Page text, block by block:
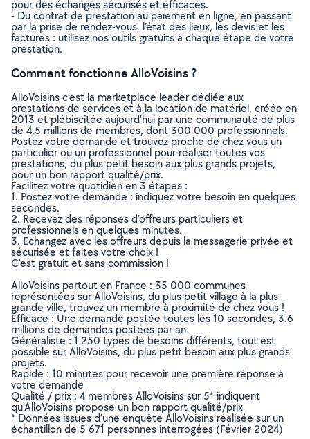
pour des échanges sécurisés et efficaces.
- Du contrat de prestation au paiement en ligne, en passant
par la prise de rendez-vous, l’état des lieux, les devis et les
factures : utilisez nos outils gratuits à chaque étape de votre
prestation.
Comment fonctionne AlloVoisins ?
AlloVoisins c’est la marketplace leader dédiée aux
prestations de services et à la location de matériel, créée en
2013 et plébiscitée aujourd’hui par une communauté de plus
de 4,5 millions de membres, dont 300 000 professionnels.
Postez votre demande et trouvez proche de chez vous un
particulier ou un professionnel pour réaliser toutes vos
prestations, du plus petit besoin aux plus grands projets,
pour un bon rapport qualité/prix.
Facilitez votre quotidien en 3 étapes :
1. Postez votre demande : indiquez votre besoin en quelques
secondes.
2. Recevez des réponses d’offreurs particuliers et
professionnels en quelques minutes.
3. Echangez avec les offreurs depuis la messagerie privée et
sécurisée et faites votre choix !
C’est gratuit et sans commission !
AlloVoisins partout en France : 35 000 communes
représentées sur AlloVoisins, du plus petit village à la plus
grande ville, trouvez un membre à proximité de chez vous !
Efficace : Une demande postée toutes les 10 secondes, 3.6
millions de demandes postées par an
Généraliste : 1 250 types de besoins différents, tout est
possible sur AlloVoisins, du plus petit besoin aux plus grands
projets.
Rapide : 10 minutes pour recevoir une première réponse à
votre demande
Qualité / prix : 4 membres AlloVoisins sur 5* indiquent
qu’AlloVoisins propose un bon rapport qualité/prix
* Données issues d’une enquête AlloVoisins réalisée sur un
échantillon de 5 671 personnes interrogées (Février 2024)